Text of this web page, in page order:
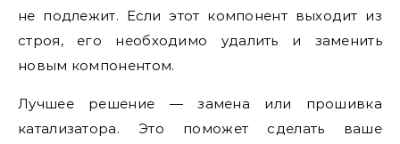
не подлежит. Если этот компонент выходит из
строя, его необходимо удалить и заменить
новым компонентом.
Лучшее решение — замена или прошивка
катализатора. Это поможет сделать ваше